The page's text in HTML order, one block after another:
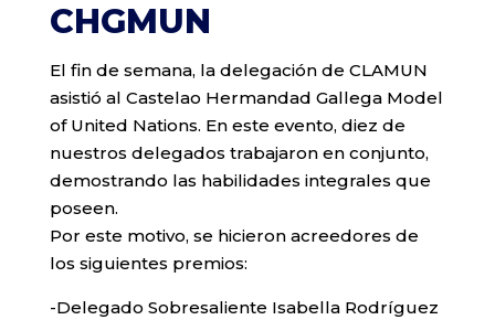
CHGMUN
El fin de semana, la delegación de CLAMUN
asistió al Castelao Hermandad Gallega Model
of United Nations. En este evento, diez de
nuestros delegados trabajaron en conjunto,
demostrando las habilidades integrales que
poseen.
Por este motivo, se hicieron acreedores de
los siguientes premios:
-Delegado Sobresaliente Isabella Rodríguez